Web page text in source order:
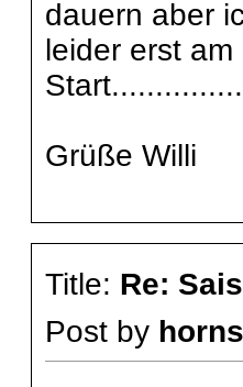
dauern aber
leider erst
Grüße Willi
Title: Re:
Post by